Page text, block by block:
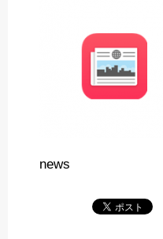
news